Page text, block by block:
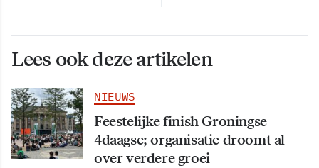
Lees ook deze artikelen
NIEUWS
Feestelijke finish Groningse
4daagse; organisatie droomt al
over verdere groei